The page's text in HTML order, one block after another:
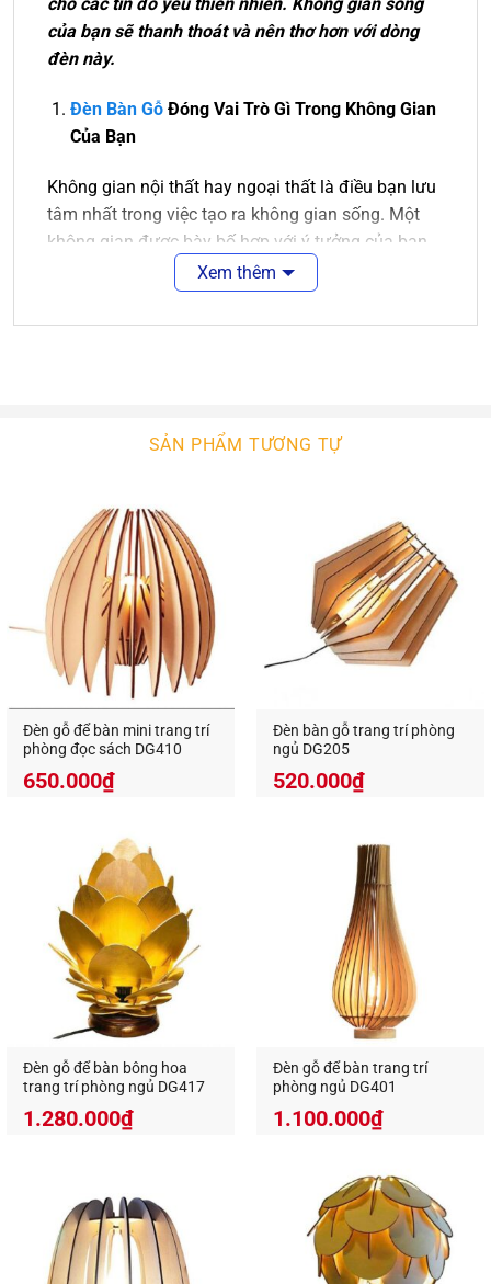
của bạn sẽ thanh thoát và nên thơ hơn với dòng
đèn này.
Đèn BànGỗ Đóng Vai Trò Gì Trong Không Gian
Của Bạn
Không gian nội thất hay ngoại thất là điều bạn lưu
tâm nhất trong việc tạo ra không gian sống. Một
không gian được bày bố hợp với ý tưởng của bạn
là điều tuyệt vời. Sẽ tuyệt vời hơn nếu không gian
ấy được màu sắc của ánh sáng chiếu rọi.
phú về kiểu dáng thiết kế, ngôi nhà bạn sẽ thêm
xinh đẹp. Với công nghệ chiếu sáng hiện đại,
Xem thêm
SẢN PHẨM TƯƠNG TỰ
Đèn gỗ để bàn mini trang trí
phòng đọc sách DG410
650.000₫
Đèn bàn gỗ trang trí phòng
ngủ DG205
520.000₫
Đèn gỗ để bàn bông hoa
trang trí phòng ngủ DG417
1.280.000₫
Đèn gỗ để bàn trang trí
phòng ngủ DG401
1.100.000₫